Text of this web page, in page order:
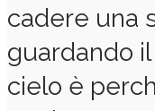
cadere una
guardando
cielo è